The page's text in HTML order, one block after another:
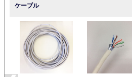
ケーブル